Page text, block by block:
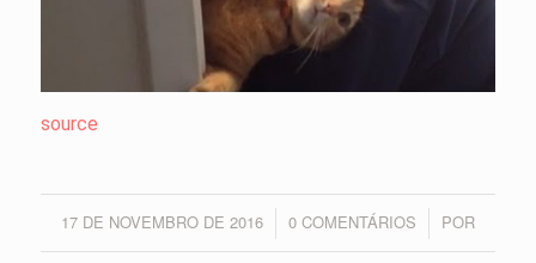
source
17 DE NOVEMBRO DE 2016
/ 0 COMENTÁRIOS
/ POR